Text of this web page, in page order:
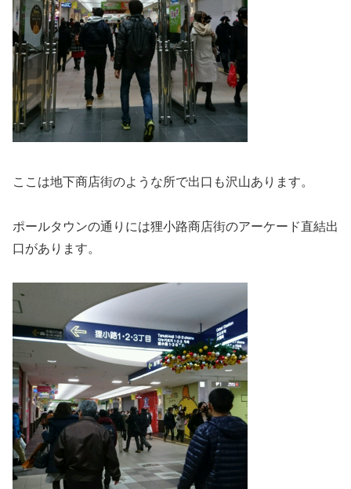
ここは地下商店街のような所で出口も沢山あります。
ポールタウンの通りには狸小路商店街のアーケード直結出
口があります。